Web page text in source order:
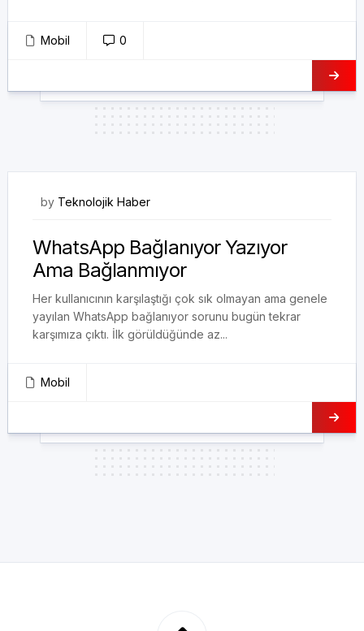
Mobil 0
by Teknolojik Haber
WhatsApp Bağlanıyor Yazıyor
Ama Bağlanmıyor
Her kullanıcının karşılaştığı çok sık olmayan ama genele
yayılan WhatsApp bağlanıyor sorunu bugün tekrar
karşımıza çıktı. İlk görüldüğünde az...
Mobil